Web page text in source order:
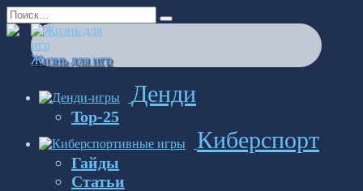
Перейти
к
содержанию
Search
for:
Жизнь для игр
Денди
Top-25
Киберспорт
Гайды
Статьи